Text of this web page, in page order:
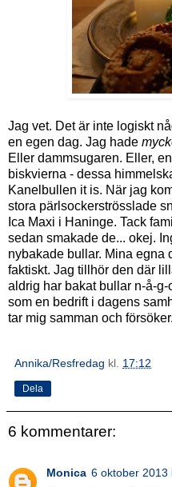
Jag vet. Det är inte logiskt
en egen dag. Jag hade
Eller dammsugaren. Eller,
biskvierna - dessa
Kanelbullen it is. När jag
stora pärlsockerströsslade
Ica Maxi i Haninge. Tack
sedan smakade de... okej.
nybakade bullar. Mina egna
faktiskt. Jag tillhör den där
aldrig har bakat bullar n-å-
som en bedrift i dagens
tar mig samman och
Annika/Resfredag kl. 17:12
Dela
6 kommentarer:
Monica 6 oktober 2013